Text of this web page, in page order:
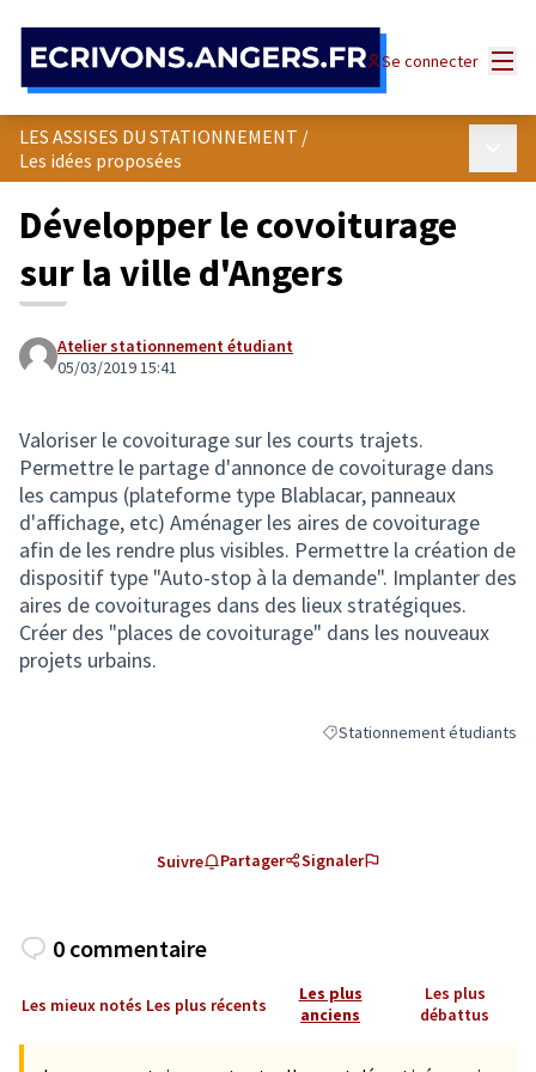
Se connecter
LES ASSISES DU STATIONNEMENT /
Les idées proposées
Développer le covoiturage
sur la ville d'Angers
Atelier stationnement étudiant
05/03/2019 15:41
Valoriser le covoiturage sur les courts trajets.
Permettre le partage d'annonce de covoiturage dans
les campus (plateforme type Blablacar, panneaux
d'affichage, etc) Aménager les aires de covoiturage
afin de les rendre plus visibles. Permettre la création de
dispositif type "Auto-stop à la demande". Implanter des
aires de covoiturages dans des lieux stratégiques.
Créer des "places de covoiturage" dans les nouveaux
projets urbains.
Filtrer les résultats de la
Stationnement étudiants
Suivre Partager Signaler
0 commentaire
Les mieux notés Les plus récents
Les plus
anciens
Les plus
débattus